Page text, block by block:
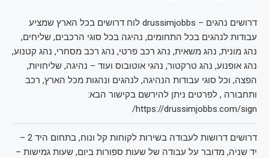
דרושים נהגים – drussimjobbs לוח דרושים בכל הארץ שמציע
עבודות לנהגים בכל התחומים, נהיגה בכל סוגי הרכבים, שליחים,
נהג מונית, נהג משאית, נהג רכב פרטי, נהג רכב מסחרי, נהג קטנוע,
נהג אופנוע, נהג טרקטור, נהגי אוטובוס ועוד – נהיגה, שליחויות,
הפצה, וכל סוגי עבודות הנהיגה, לנהגים ונהגות מכל הארץ, רכב
ותחבורה , לפרטים ניתן להירשם בקישור הבא:
https://drussimjobbs.com/sign/
דרושים דרושות לעבודה בשירות לקוחות קל ונוח, בתחום היד 2 –
יד שניה, מדובר על עבודה של שעות ספורות ביום, שעות גמישות –